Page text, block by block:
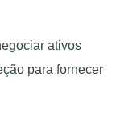
ativos
para fornecer